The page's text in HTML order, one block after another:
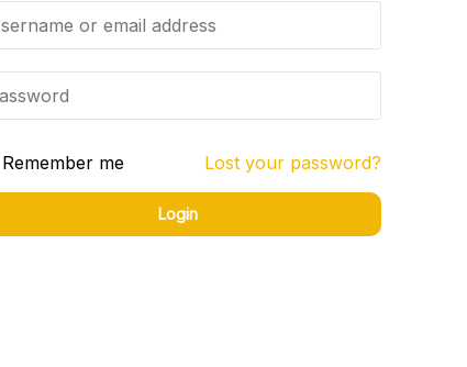
Remember me Lost your password?